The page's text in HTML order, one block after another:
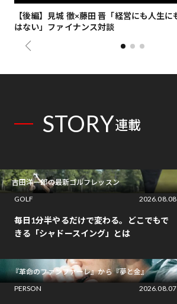
【後編】見城 徹×藤田 晋「経営にも人生に
はない」ファイナンス対談
STORY連載
吉田洋一郎の最新ゴルフレッスン
GOLF
2026.08.08
毎日1分半やるだけで変わる。どこでもで
きる「シャドースイング」とは
『革命のファンファーレ』から『夢と金』
PERSON
2026.08.07